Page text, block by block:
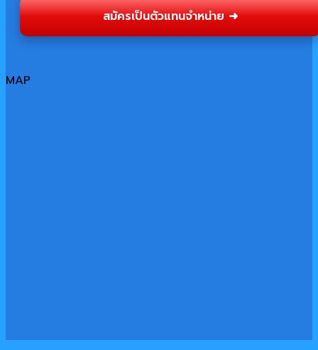
สมัครเป็นตัวแทนจำหน่าย ➜
MAP